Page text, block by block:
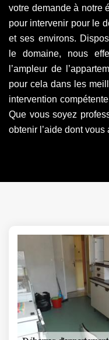
votre demande à notre
pour intervenir pour le
et ses environs.
le domaine, nous
l’ampleur de
pour cela dans les
intervention
Que vous soyez
obtenir l’aide dont vous